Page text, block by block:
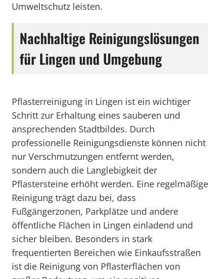
Umweltschutz leisten.
Nachhaltige Reinigungslösungen
für Lingen und Umgebung
Pflasterreinigung in Lingen ist ein wichtiger
Schritt zur Erhaltung eines sauberen und
ansprechenden Stadtbildes. Durch
professionelle Reinigungsdienste können nicht
nur Verschmutzungen entfernt werden,
sondern auch die Langlebigkeit der
Pflastersteine erhöht werden. Eine regelmäßige
Reinigung trägt dazu bei, dass
Fußgängerzonen, Parkplätze und andere
öffentliche Flächen in Lingen einladend und
sicher bleiben. Besonders in stark
frequentierten Bereichen wie Einkaufsstraßen
ist die Reinigung von Pflasterflächen von